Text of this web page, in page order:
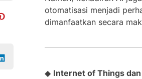
otomatisasi menjadi
dimanfaatkan secara
◆ Internet of Things